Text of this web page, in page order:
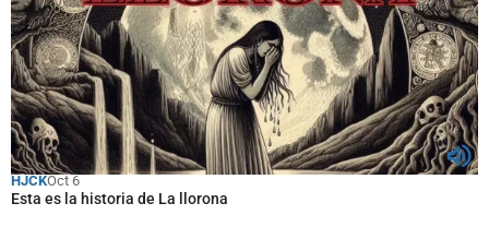
HJCKOct 6
Esta es la historia de La llorona